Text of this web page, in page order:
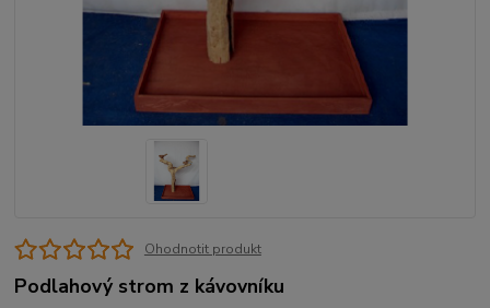
Ohodnotit produkt
Podlahový strom z kávovníku